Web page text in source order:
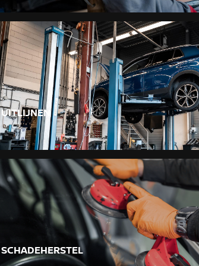
UITLIJNEN
SCHADEHERSTEL